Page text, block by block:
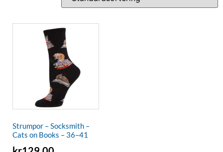
Strumpor – Socksmith –
Cats on Books – 36–41